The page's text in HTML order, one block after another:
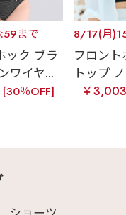
まで
ック ブラ
ワイヤ...
[30％OFF]
8/17(月
フロン
トップ
￥